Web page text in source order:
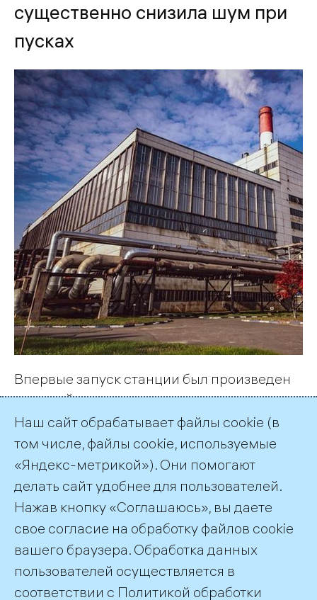
существенно снизила шум при
пусках
Впервые запуск станции был произведен
по новой схеме, которая снижает уровень
шума и позволяет сократить тепловые
потери при выполнении пусковых
операций, уменьшить расходы
подготовленной воды.
Подписка на публикацииRSS
Наш сайт обрабатывает файлы cookie (в
том числе, файлы cookie, используемые
«Яндекс-метрикой»). Они помогают
делать сайт удобнее для пользователей.
Нажав кнопку «Соглашаюсь», вы даете
свое согласие на обработку файлов cookie
вашего браузера. Обработка данных
пользователей осуществляется в
соответствии с Политикой обработки